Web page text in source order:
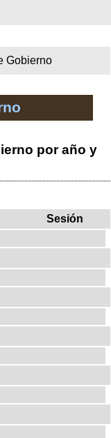
Gobierno
por año y
Sesión